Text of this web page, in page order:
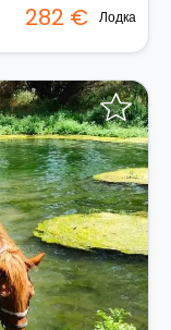
282 € Лодка